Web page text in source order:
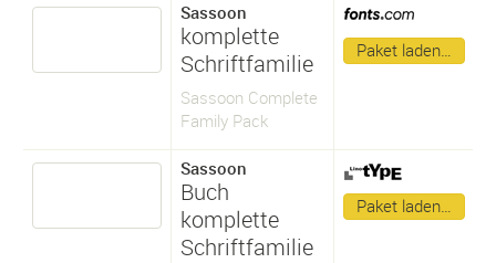
Sassoon
komplette
Schriftfamilie
Sassoon Complete
Family Pack
Paket laden…
Sassoon
Buch
komplette
Schriftfamilie
Paket laden…